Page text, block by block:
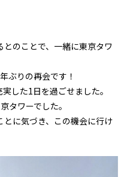
のことで、一緒に東京タワ
ぶりの再会です！
した1日を過ごせました。
タワーでした。
に気づき、この機会に行け